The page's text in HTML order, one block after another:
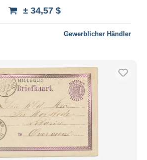
± 34,57 $
Gewerblicher Händler